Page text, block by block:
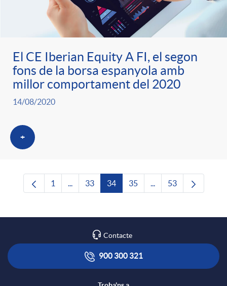
El CE Iberian Equity A FI, el segon
fons de la borsa espanyola amb
millor comportament del 2020
14/08/2020
+
Pàgina
1 ...Pàgines intermèdies Utilitzeu TAB per
Pàgina
33 Pàgina
34 Pàgina
35 ...Pàgines intermèdies
Pàgina
53
Contacte
900 300 321